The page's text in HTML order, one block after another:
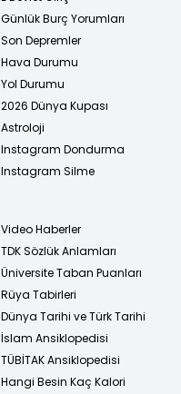
Günlük Burç Yorumları
Son Depremler
Hava Durumu
Yol Durumu
2026 Dünya Kupası
Astroloji
Instagram Dondurma
Instagram Silme
Video Haberler
TDK Sözlük Anlamları
Üniversite Taban Puanları
Rüya Tabirleri
Dünya Tarihi ve Türk Tarihi
İslam Ansiklopedisi
TÜBİTAK Ansiklopedisi
Hangi Besin Kaç Kalori